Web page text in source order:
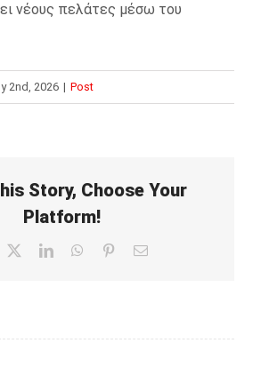
νέους πελάτες μέσω του
2nd, 2026 | Post
Story, Choose Your
Platform!
LinkedInWhatsApp
PinterestEmail